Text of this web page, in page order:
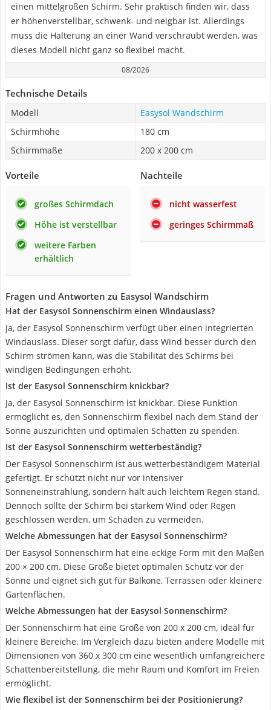
einen mittelgroßen Schirm. Sehr praktisch finden wir, dass
er höhenverstellbar, schwenk- und neigbar ist. Allerdings
muss die Halterung an einer Wand verschraubt werden, was
dieses Modell nicht ganz so flexibel macht.
08/2026
Technische Details
Modell
Easysol Wandschirm
Schirmhöhe
180 cm
Schirmmaße
200 x 200 cm
Vorteile
großes Schirmdach
Höhe ist verstellbar
weitere Farben
erhältlich
Nachteile
nicht wasserfest
geringes Schirmmaß
Fragen und Antworten zu Easysol Wandschirm
Hat der Easysol Sonnenschirm einen Windauslass?
Ja, der Easysol Sonnenschirm verfügt über einen integrierten
Windauslass. Dieser sorgt dafür, dass Wind besser durch den
Schirm strömen kann, was die Stabilität des Schirms bei
windigen Bedingungen erhöht.
Ist der Easysol Sonnenschirm knickbar?
Ja, der Easysol Sonnenschirm ist knickbar. Diese Funktion
ermöglicht es, den Sonnenschirm flexibel nach dem Stand der
Sonne auszurichten und optimalen Schatten zu spenden.
Ist der Easysol Sonnenschirm wetterbeständig?
Der Easysol Sonnenschirm ist aus wetterbeständigem Material
gefertigt. Er schützt nicht nur vor intensiver
Sonneneinstrahlung, sondern hält auch leichtem Regen stand.
Dennoch sollte der Schirm bei starkem Wind oder Regen
geschlossen werden, um Schäden zu vermeiden.
Welche Abmessungen hat der Easysol Sonnenschirm?
Der Easysol Sonnenschirm hat eine eckige Form mit den Maßen
200 × 200 cm. Diese Größe bietet optimalen Schutz vor der
Sonne und eignet sich gut für Balkone, Terrassen oder kleinere
Gartenflächen.
Welche Abmessungen hat der Easysol Sonnenschirm?
Der Sonnenschirm hat eine Größe von 200 x 200 cm, ideal für
kleinere Bereiche. Im Vergleich dazu bieten andere Modelle mit
Dimensionen von 360 x 300 cm eine wesentlich umfangreichere
Schattenbereitstellung, die mehr Raum und Komfort im Freien
ermöglicht.
Wie flexibel ist der Sonnenschirm bei der Positionierung?